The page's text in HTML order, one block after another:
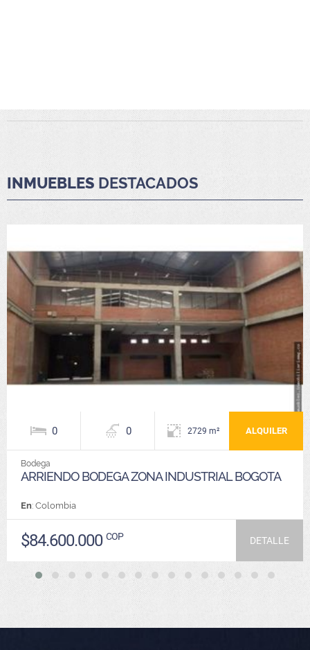
INMUEBLES DESTACADOS
0 0 2729 m² ALQUILER
Bodega
ARRIENDO BODEGA ZONA INDUSTRIAL BOGOTA
En: Colombia
$84.600.000 COP DETALLE